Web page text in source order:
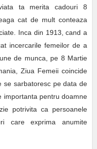
ta merita cadouri 8
cat de mult conteaza
Inca din 1913, cand a
incercarile femeilor de a
de munca, pe 8 Martie
Ziua Femeii coincide
se sarbatoresc pe data de
importanta pentru doamne
potrivita ca persoanele
care exprima anumite